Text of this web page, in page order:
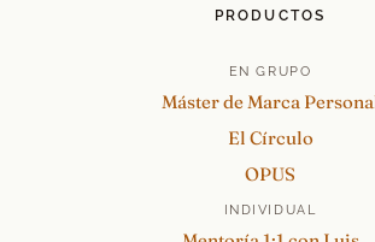
PRODUCTOS
EN GRUPO
Máster de Marca
El Círculo
OPUS
INDIVIDUAL